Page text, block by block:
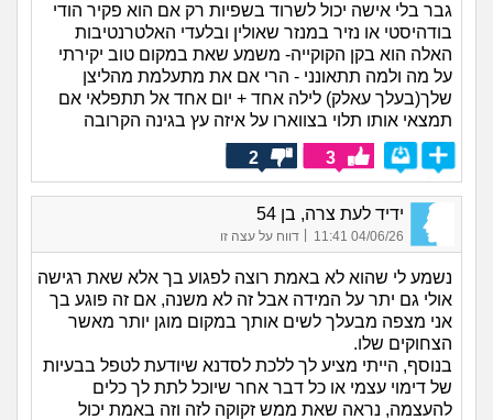
גבר בלי אישה יכול לשרוד בשפיות רק אם הוא פקיר הודי
בודהיסטי או נזיר במנזר שאולין ובלעדי האלטרנטיבות
האלה הוא בקן הקוקייה- משמע שאת במקום טוב יקירתי
על מה ולמה תתאונני - הרי אם את מתעלמת מהליצן
שלך(בעלך עאלק) לילה אחד + יום אחד אל תתפלאי אם
תמצאי אותו תלוי בצווארו על איזה עץ בגינה הקרובה
3
2
ידיד לעת צרה, בן 54
04/06/26 11:41
| דווח על עצה זו
נשמע לי שהוא לא באמת רוצה לפגוע בך אלא שאת רגישה
אולי גם יתר על המידה אבל זה לא משנה, אם זה פוגע בך
אני מצפה מבעלך לשים אותך במקום מוגן יותר מאשר
הצחוקים שלו.
בנוסף, הייתי מציע לך ללכת לסדנא שיודעת לטפל בבעיות
של דימוי עצמי או כל דבר אחר שיוכל לתת לך כלים
להעצמה, נראה שאת ממש זקוקה לזה וזה באמת יכול